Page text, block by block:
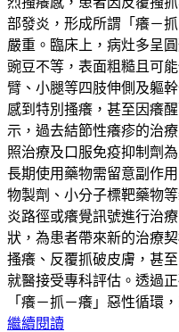
部發炎，形成所謂「癢－
嚴重。臨床上，病灶多呈
豌豆不等，表面粗糙且可
臂、小腿等四肢伸側及軀
感到特別搔癢，甚至因癢
示，過去結節性癢疹的治
照治療及口服免疫抑制劑
長期使用藥物需留意副作
物製劑、小分子標靶藥物
炎路徑或癢覺訊號進行治
狀，為患者帶來新的治療
搔癢、反覆抓破皮膚，甚
就醫接受專科評估。透過
「癢－抓－癢」惡性循環
繼續閱讀